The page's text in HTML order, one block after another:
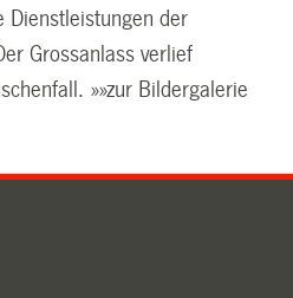
Dienstleistungen der
Grossanlass verlief
»»zur Bildergalerie